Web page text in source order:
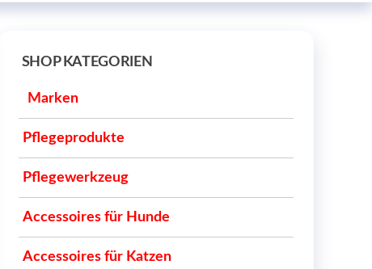
SHOP KATEGORIEN
Marken
Pflegeprodukte
Pflegewerkzeug
Accessoires für Hunde
Accessoires für Katzen